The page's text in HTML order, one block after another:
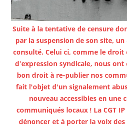
Suite à la tentative de censure
par la suspension de son site,
consulté. Celui ci, comme le
d'expression syndicale, nous
bon droit à re-publier nos
fait l'objet d'un signalement
nouveau accessibles en une
communiqués locaux ! La CGT
dénoncer et à porter la voix